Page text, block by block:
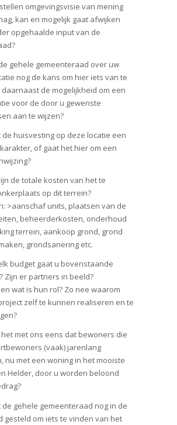
omgevingsvisie van mening
kan en mogelijk gaat afwijken
opgehaalde input van de
gehele gemeenteraad over uw
nog de kans om hier iets van te
de mogelijkheid om een
voor de door u gewenste
aan te wijzen?
huisvesting op deze locatie een
of gaat het hier om een
de totale kosten van het te
op dit terrein?
>aanschaf units, plaatsen van de
beheerderkosten, onderhoud
terrein, aankoop grond, grond
grondsanering etc.
budget gaat u bovenstaande
Zijn er partners in beeld?
wat is hun rol? Zo nee waarom
zelf te kunnen realiseren en te
met ons eens dat bewoners die
(vaak) jarenlang
nu met een woning in het mooiste
Helder, door u worden beloond
gehele gemeenteraad nog in de
gesteld om iets te vinden van het